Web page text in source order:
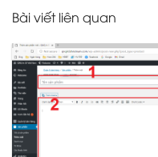
Bài viết liên quan